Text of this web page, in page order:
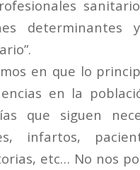
en que lo
en la
que siguen
infartos,
etc… No nos